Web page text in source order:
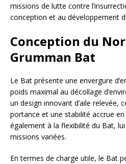
missions de lutte contre
conception et au développement
Conception du
Grumman Bat
Le Bat présente une envergure
poids maximal au décollage
un design innovant d’aile relevée,
portance et une stabilité accrue en
également à la flexibilité du Bat,
missions variées.
En termes de charge utile, le Bat